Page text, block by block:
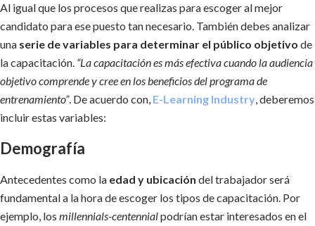
Al igual que los procesos que realizas para escoger al mejor
candidato para ese puesto tan necesario. También debes analizar
una serie de variables para determinar el público objetivo de
la capacitación. “La capacitación es más efectiva cuando la audiencia
objetivo comprende y cree en los beneficios del programa de
entrenamiento”. De acuerdo con, E-Learning Industry, deberemos
incluir estas variables:
Demografía
Antecedentes como la edad y ubicación del trabajador será
fundamental a la hora de escoger los tipos de capacitación. Por
ejemplo, los millennials-centennialpodrían estar interesados en el